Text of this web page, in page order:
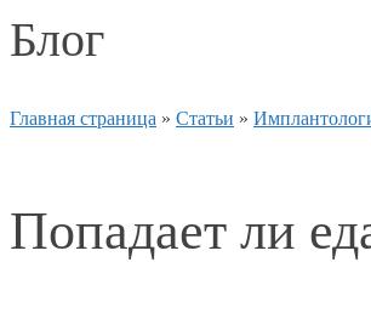
Блог
Главная страница » Статьи »
Попадает ли